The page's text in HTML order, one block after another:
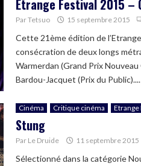
Etrange Festival 2015 –
ParTetsuo 15 septembre 2015
Cette 21ème édition de
consécration de deux longs
Warmerdan (Grand Prix
Bardou-Jacquet (Prix du Public)....
Cinéma Critique cinéma Etrange
Stung
Par Le Druide 11 septembre 2015
Sélectionné dans la catégorie